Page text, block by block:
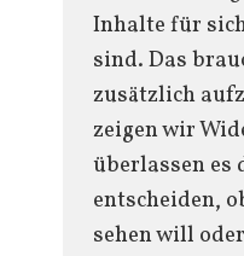
Inhalte für
sind. Das
zusätzlich
zeigen wir
überlassen es
entscheiden,
sehen will